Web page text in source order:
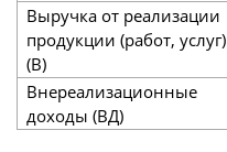
Выручка от реализации
продукции (работ, услуг)
(В)
Внереализационные
доходы (ВД)